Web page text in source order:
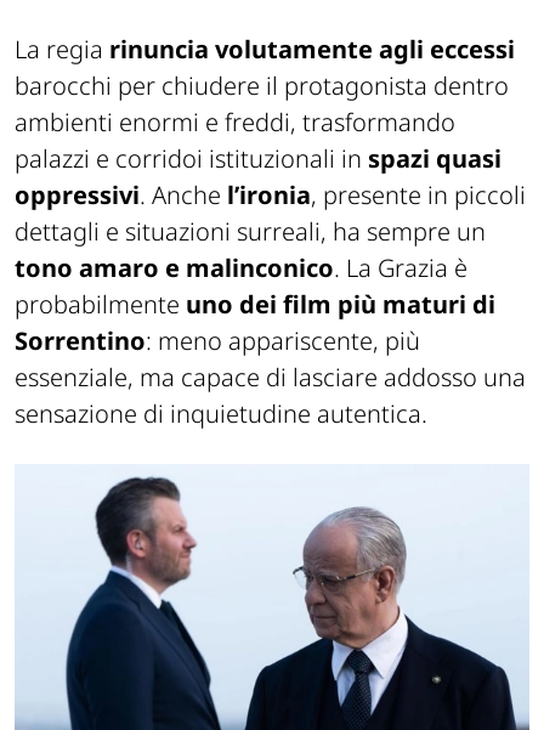
La regia rinuncia volutamente agli eccessi
barocchi per chiudere il protagonista dentro
ambienti enormi e freddi, trasformando
palazzi e corridoi istituzionali in spazi quasi
oppressivi. Anche l’ironia, presente in piccoli
dettagli e situazioni surreali, ha sempre un
tono amaro e malinconico. La Grazia è
probabilmente uno dei film più maturi di
Sorrentino: meno appariscente, più
essenziale, ma capace di lasciare addosso una
sensazione di inquietudine autentica.